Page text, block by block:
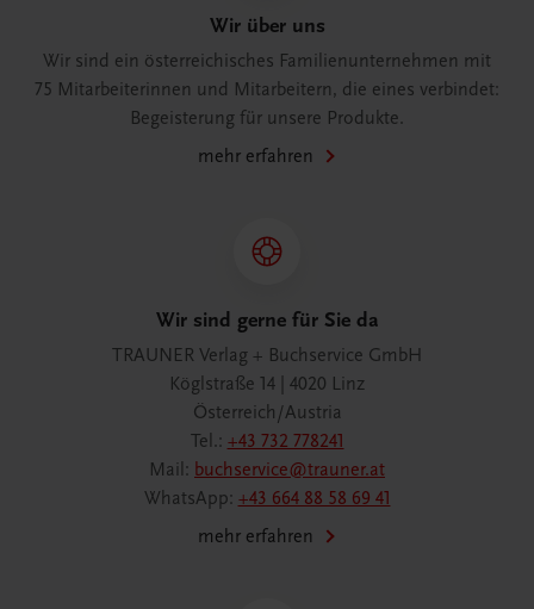
Wir über uns
Wir sind ein österreichisches Familienunternehmen mit
75 Mitarbeiterinnen und Mitarbeitern, die eines verbindet:
Begeisterung für unsere Produkte.
mehr erfahren
Wir sind gerne für Sie da
TRAUNER Verlag + Buchservice GmbH
Köglstraße 14 | 4020 Linz
Österreich/Austria
Tel.: +43 732 778241
Mail: buchservice@trauner.at
WhatsApp: +43 664 88 58 69 41
mehr erfahren